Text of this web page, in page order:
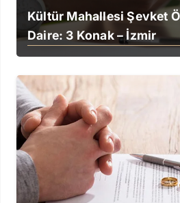
Kültür Mahallesi Şevket
Daire: 3 Konak – İzmir